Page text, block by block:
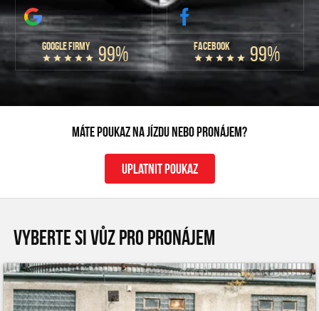
GOOGLE FIRMY 99% FACEBOOK 99%
Máte poukaz na jízdu nebo pronájem?
uplatnit poukaz
VYBERTE SI VŮZ PRO PRONÁJEM